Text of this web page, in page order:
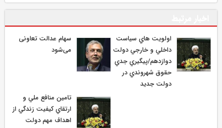
اولويت هاي سياست
داخلي و خارجي دولت
دوازدهم/پيگيري جدي
حقوق شهروندي در
دولت جديد
سهام عدالت تعاونی
می‌شود
تامين منافع ملي و
ارتقاي كيفيت زندگي از
اهداف مهم دولت